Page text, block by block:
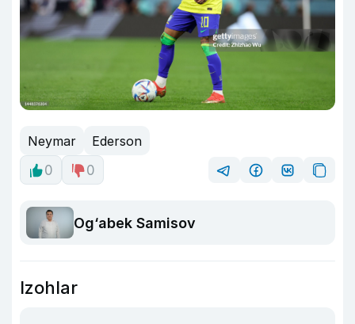
Neymar
Ederson
0
0
Og‘abek Samisov
Izohlar